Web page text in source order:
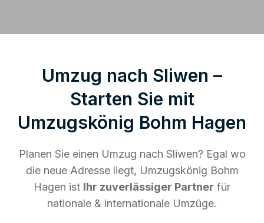
Umzug nach Sliwen –
Starten Sie mit
Umzugskönig Bohm Hagen
Planen Sie einen Umzug nach Sliwen? Egal wo
die neue Adresse liegt, Umzugskönig Bohm
Hagen ist Ihr zuverlässiger Partner für
nationale & internationale Umzüge.